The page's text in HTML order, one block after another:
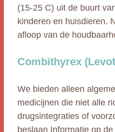
(15-25 C) uit de buurt
kinderen en huisdieren.
afloop van de
Combithyrex
We bieden alleen
medicijnen die niet alle
drugsintegraties of
beslaan Informatie op